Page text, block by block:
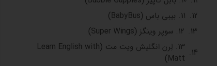
11. بیبی باس (BabyBus)
12. سوپر وینگز (Super Wings)
13. لِرن انگلیش ویت مت (Learn English with
Matt)